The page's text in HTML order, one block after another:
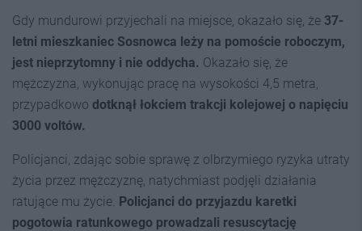
Gdy mundurowi przyjechali na miejsce, okazało się, że 37-
letni mieszkaniec Sosnowca leży na pomoście roboczym,
jest nieprzytomny i nie oddycha. Okazało się, że
mężczyzna, wykonując pracę na wysokości 4,5 metra,
przypadkowo dotknął łokciem trakcji kolejowej o napięciu
3000 voltów.
Policjanci, zdając sobie sprawę z olbrzymiego ryzyka utraty
życia przez mężczyznę, natychmiast podjęli działania
ratujące mu życie. Policjanci do przyjazdu karetki
pogotowia ratunkowego prowadzali resuscytację